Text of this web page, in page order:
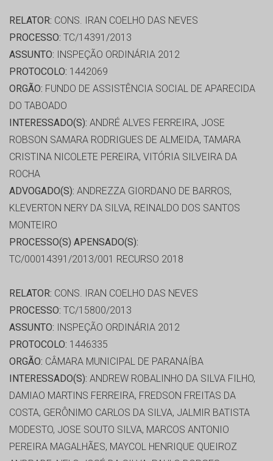
RELATOR: CONS. IRAN COELHO DAS NEVES
PROCESSO: TC/14391/2013
ASSUNTO: INSPEÇÃO ORDINÁRIA 2012
PROTOCOLO: 1442069
ORGÃO: FUNDO DE ASSISTÊNCIA SOCIAL DE APARECIDA
DO TABOADO
INTERESSADO(S): ANDRÉ ALVES FERREIRA, JOSE
ROBSON SAMARA RODRIGUES DE ALMEIDA, TAMARA
CRISTINA NICOLETE PEREIRA, VITÓRIA SILVEIRA DA
ROCHA
ADVOGADO(S): ANDREZZA GIORDANO DE BARROS,
KLEVERTON NERY DA SILVA, REINALDO DOS SANTOS
MONTEIRO
PROCESSO(S) APENSADO(S):
TC/00014391/2013/001 RECURSO 2018
RELATOR: CONS. IRAN COELHO DAS NEVES
PROCESSO: TC/15800/2013
ASSUNTO: INSPEÇÃO ORDINÁRIA 2012
PROTOCOLO: 1446335
ORGÃO: CÂMARA MUNICIPAL DE PARANAÍBA
INTERESSADO(S): ANDREW ROBALINHO DA SILVA FILHO,
DAMIAO MARTINS FERREIRA, FREDSON FREITAS DA
COSTA, GERÔNIMO CARLOS DA SILVA, JALMIR BATISTA
MODESTO, JOSE SOUTO SILVA, MARCOS ANTONIO
PEREIRA MAGALHÃES, MAYCOL HENRIQUE QUEIROZ